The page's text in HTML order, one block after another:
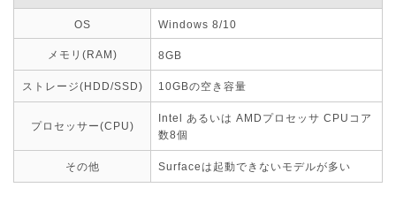
OS Windows 8/10
メモリ(RAM) 8GB
ストレージ(HDD/SSD) 10GBの空き容量
プロセッサー(CPU)
Intel あるいは AMDプロセッサ CPUコア
数8個
その他 Surfaceは起動できないモデルが多い